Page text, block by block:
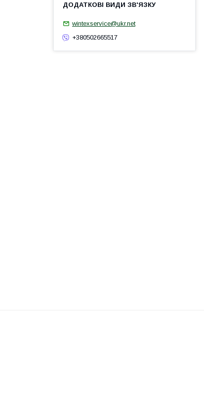
wintexservice@ukr.net
+380502665517